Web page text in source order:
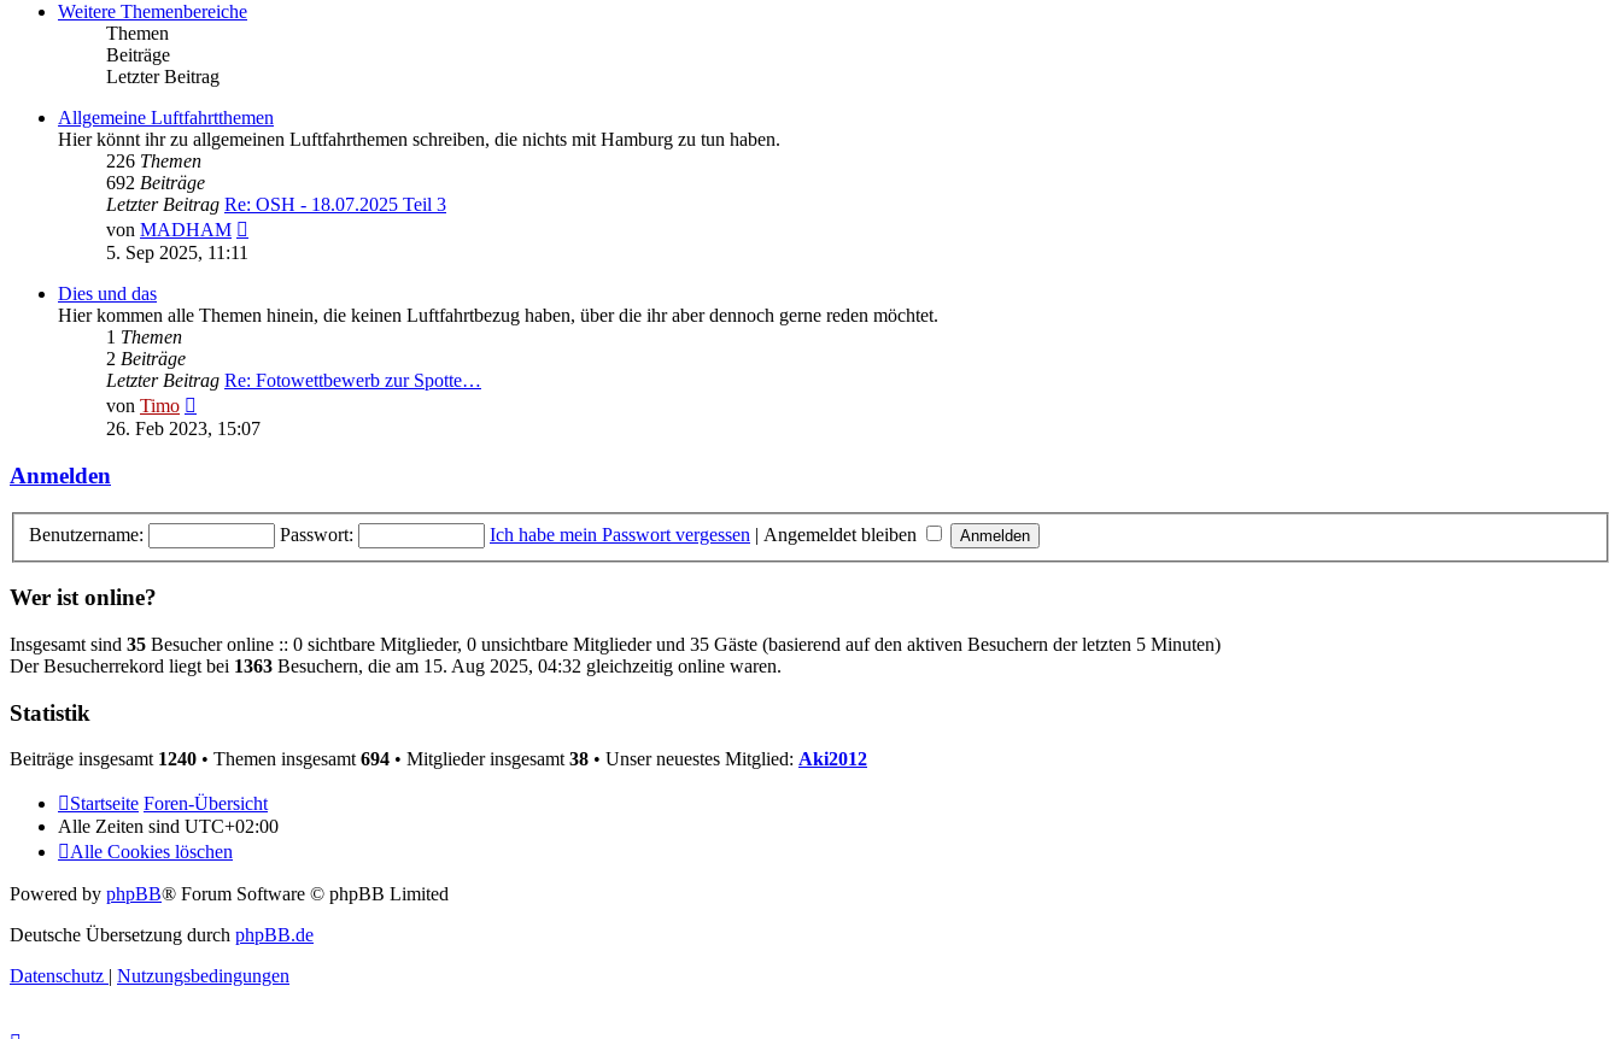
Weitere Themenbereiche
Themen
Beiträge
Letzter Beitrag
Allgemeine Luftfahrtthemen
Hier könnt ihr zu allgemeinen Luftfahrthemen schreiben, die nichts mit Hamburg zu tun haben.
226 Themen
692 Beiträge
Letzter Beitrag Re: OSH - 18.07.2025 Teil 3
von MADHAM
5. Sep 2025, 11:11
Dies und das
Hier kommen alle Themen hinein, die keinen Luftfahrtbezug haben, über die ihr aber dennoch gerne reden möchtet.
1 Themen
2 Beiträge
Letzter Beitrag Re: Fotowettbewerb zur Spotte…
von Timo
Beitrag
26. Feb 2023, 15:07
Anmelden
Benutzername: Passwort: Ich habe mein Passwort vergessen | Angemeldet bleiben
Wer ist online?
Insgesamt sind 35 Besucher online :: 0 sichtbare Mitglieder, 0 unsichtbare Mitglieder und 35 Gäste (basierend auf den aktiven Besuchern der letzten 5 Minuten)
Der Besucherrekord liegt bei 1363 Besuchern, die am 15. Aug 2025, 04:32 gleichzeitig online waren.
Statistik
Beiträge insgesamt 1240 • Themen insgesamt 694 • Mitglieder insgesamt 38 • Unser neuestes Mitglied: Aki2012
Startseite Foren-Übersicht
Alle Zeiten sind UTC+02:00
Alle Cookies löschen
Powered by phpBB® Forum Software © phpBB Limited
Deutsche Übersetzung durch phpBB.de
Datenschutz | Nutzungsbedingungen